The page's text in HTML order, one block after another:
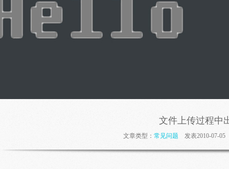
文件上传过程中
文章类型： 常见问题 发表2010-07-05